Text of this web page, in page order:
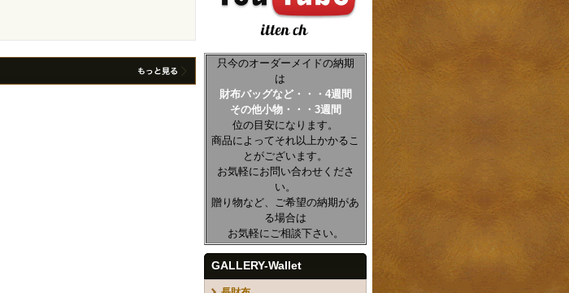
只今のオーダーメイドの納期
は
財布バッグなど・・・4週間
その他小物・・・3週間
位の目安になります。
商品によってそれ以上かかるこ
とがございます。
お気軽にお問い合わせくださ
い。
贈り物など、ご希望の納期があ
る場合は
お気軽にご相談下さい。
GALLERY-Wallet